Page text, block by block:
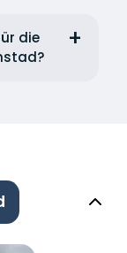
die